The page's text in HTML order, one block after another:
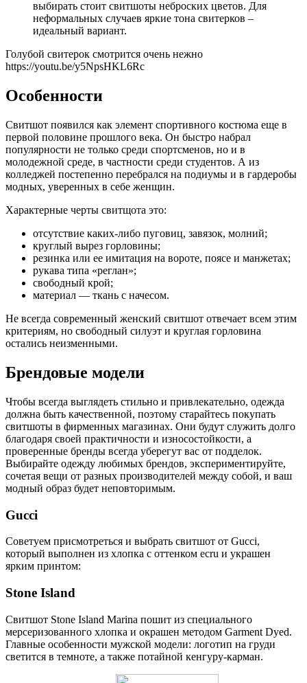
выбирать стоит свитшоты неброских цветов. Для
неформальных случаев яркие тона свитерков –
идеальный вариант.
Голубой свитерок смотрится очень нежно
https://youtu.be/y5NpsHKL6Rc
Особенности
Свитшот появился как элемент спортивного костюма еще в
первой половине прошлого века. Он быстро набрал
популярности не только среди спортсменов, но и в
молодежной среде, в частности среди студентов. А из
колледжей постепенно перебрался на подиумы и в гардеробы
модных, уверенных в себе женщин.
Характерные черты свитщота это:
отсутствие каких-либо пуговиц, завязок, молний;
круглый вырез горловины;
резинка или ее имитация на вороте, поясе и манжетах;
рукава типа «реглан»;
свободный крой;
материал — ткань с начесом.
Не всегда современный женский свитшот отвечает всем этим
критериям, но свободный силуэт и круглая горловина
остались неизменными.
Брендовые модели
Чтобы всегда выглядеть стильно и привлекательно, одежда
должна быть качественной, поэтому старайтесь покупать
свитшоты в фирменных магазинах. Они будут служить долго
благодаря своей практичности и износостойкости, а
проверенные бренды всегда уберегут вас от подделок.
Выбирайте одежду любимых брендов, экспериментируйте,
сочетая вещи от разных производителей между собой, и ваш
модный образ будет неповторимым.
Gucci
Советуем присмотреться и выбрать свитшот от Gucci,
который выполнен из хлопка c оттенком ecru и украшен
ярким принтом:
Stone Island
Свитшот Stone Island Marina пошит из специального
мерсеризованного хлопка и окрашен методом Garment Dyed.
Главные особенности мужской модели: логотип на груди
светится в темноте, а также потайной кенгуру-карман.